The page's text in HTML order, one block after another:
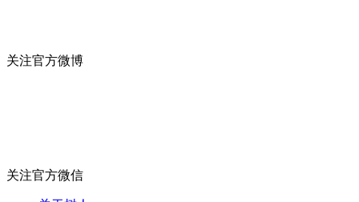
关注官方微博
关注官方微信